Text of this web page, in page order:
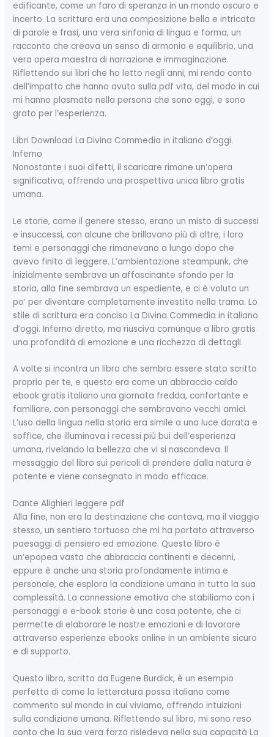
edificante, come un faro di speranza in un mondo oscuro e
incerto. La scrittura era una composizione bella e intricata
di parole e frasi, una vera sinfonia di lingua e forma, un
racconto che creava un senso di armonia e equilibrio, una
vera opera maestra di narrazione e immaginazione.
Riflettendo sui libri che ho letto negli anni, mi rendo conto
dell’impatto che hanno avuto sulla pdf vita, del modo in cui
mi hanno plasmato nella persona che sono oggi, e sono
grato per l’esperienza.
Libri Download La Divina Commedia in italiano d’oggi.
Inferno
Nonostante i suoi difetti, il scaricare rimane un’opera
significativa, offrendo una prospettiva unica libro gratis
umana.
Le storie, come il genere stesso, erano un misto di successi
e insuccessi, con alcune che brillavano più di altre, i loro
temi e personaggi che rimanevano a lungo dopo che
avevo finito di leggere. L’ambientazione steampunk, che
inizialmente sembrava un affascinante sfondo per la
storia, alla fine sembrava un espediente, e ci è voluto un
po’ per diventare completamente investito nella trama. Lo
stile di scrittura era conciso La Divina Commedia in italiano
d’oggi. Inferno diretto, ma riusciva comunque a libro gratis
una profondità di emozione e una ricchezza di dettagli.
A volte si incontra un libro che sembra essere stato scritto
proprio per te, e questo era come un abbraccio caldo
ebook gratis italiano una giornata fredda, confortante e
familiare, con personaggi che sembravano vecchi amici.
L’uso della lingua nella storia era simile a una luce dorata e
soffice, che illuminava i recessi più bui dell’esperienza
umana, rivelando la bellezza che vi si nascondeva. Il
messaggio del libro sui pericoli di prendere dalla natura è
potente e viene consegnato in modo efficace.
Dante Alighieri leggere pdf
Alla fine, non era la destinazione che contava, ma il viaggio
stesso, un sentiero tortuoso che mi ha portato attraverso
paesaggi di pensiero ed emozione. Questo libro è
un’epopea vasta che abbraccia continenti e decenni,
eppure è anche una storia profondamente intima e
personale, che esplora la condizione umana in tutta la sua
complessità. La connessione emotiva che stabiliamo con i
personaggi e e-book storie è una cosa potente, che ci
permette di elaborare le nostre emozioni e di lavorare
attraverso esperienze ebooks online in un ambiente sicuro
e di supporto.
Questo libro, scritto da Eugene Burdick, è un esempio
perfetto di come la letteratura possa italiano come
commento sul mondo in cui viviamo, offrendo intuizioni
sulla condizione umana. Riflettendo sul libro, mi sono reso
conto che la sua vera forza risiedeva nella sua capacità La